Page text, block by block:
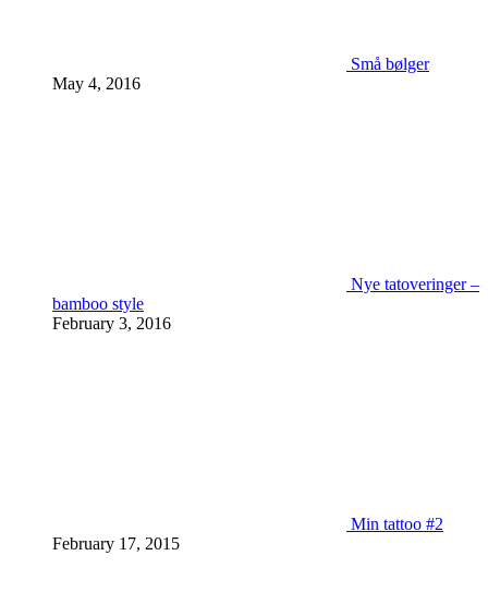
Små bølger
May 4, 2016
Nye tatoveringer –
bamboo style
February 3, 2016
Min tattoo #2
February 17, 2015